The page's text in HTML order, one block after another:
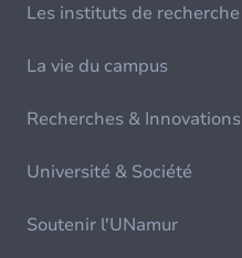
Les instituts de recherche
La vie du campus
Recherches & Innovations
Université & Société
Soutenir l'UNamur